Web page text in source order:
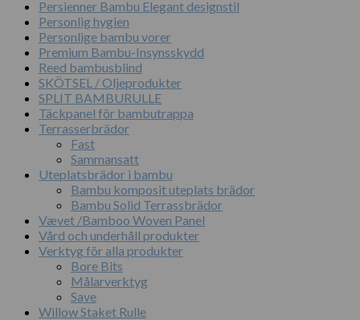
Persienner Bambu Elegant designstil
Personlig hygien
Personlige bambu vorer
Premium Bambu-Insynsskydd
Reed bambusblind
SKÖTSEL / Oljeprodukter
SPLIT BAMBURULLE
Täckpanel för bambutrappa
Terrasserbrädor
Fast
Sammansatt
Uteplatsbrädor i bambu
Bambu komposit uteplats brädor
Bambu Solid Terrassbrädor
Vævet /Bamboo Woven Panel
Vård och underhåll produkter
Verktyg för alla produkter
Bore Bits
Målarverktyg
Save
Willow Staket Rulle